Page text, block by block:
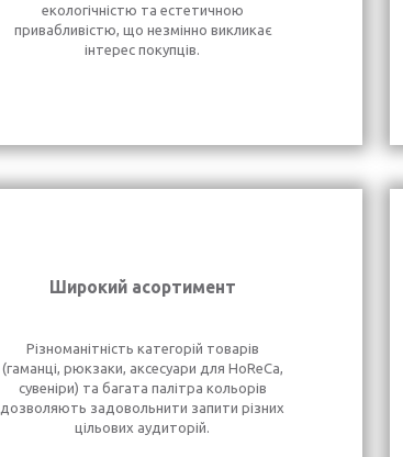
екологічністю та естетичною
привабливістю, що незмінно викликає
інтерес покупців.
Широкий асортимент
Різноманітність категорій товарів
(гаманці, рюкзаки, аксесуари для HoReCa,
сувеніри) та багата палітра кольорів
дозволяють задовольнити запити різних
цільових аудиторій.